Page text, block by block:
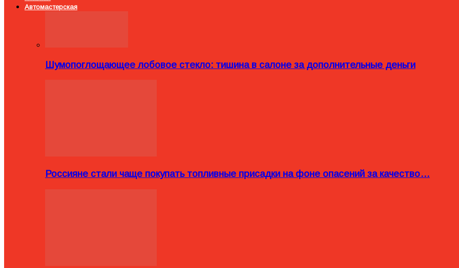
Автомастерская
Шумопоглощающее лобовое стекло: тишина в салоне за дополнительные деньги
Россияне стали чаще покупать топливные присадки на фоне опасений за качество…